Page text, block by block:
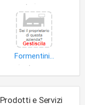
Formentini Massimo
e Servizi